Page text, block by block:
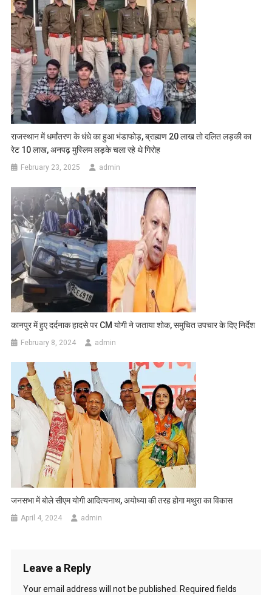
राजस्थान में धर्मांतरण के धंधे का हुआ भंडाफोड़, ब्राह्मण 20 लाख तो दलित लड़की का
रेट 10 लाख, अनपढ़ मुस्लिम लड़के चला रहे थे गिरोह
February 23, 2025 admin
कानपुर में हुए दर्दनाक हादसे पर CM योगी ने जताया शोक, समुचित उपचार के दिए निर्देश
February 8, 2024 admin
जनसभा में बोले सीएम योगी आदित्यनाथ, अयोध्या की तरह होगा मथुरा का विकास
April 4, 2024 admin
Leave a Reply
Your email address will not be published. Required fields